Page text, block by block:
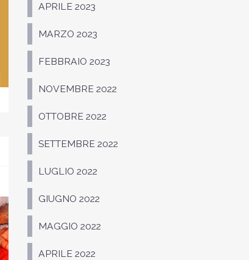
APRILE 2023
MARZO 2023
FEBBRAIO 2023
NOVEMBRE 2022
OTTOBRE 2022
SETTEMBRE 2022
LUGLIO 2022
GIUGNO 2022
MAGGIO 2022
APRILE 2022